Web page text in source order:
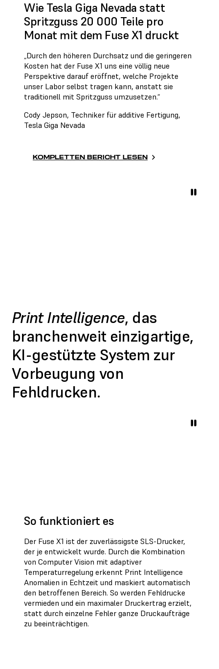
Wie Tesla Giga Nevada statt
Spritzguss 20 000 Teile pro
Monat mit dem Fuse X1 druckt
„Durch den höheren Durchsatz und die geringeren
Kosten hat der Fuse X1 uns eine völlig neue
Perspektive darauf eröffnet, welche Projekte
unser Labor selbst tragen kann, anstatt sie
traditionell mit Spritzguss umzusetzen.“
Cody Jepson, Techniker für additive Fertigung,
Tesla Giga Nevada
KOMPLETTEN BERICHT LESEN
Print Intelligence, das
branchenweit einzigartige,
KI-gestützte System zur
Vorbeugung von
Fehldrucken.
So funktioniert es
Der Fuse X1 ist der zuverlässigste SLS-Drucker,
der je entwickelt wurde. Durch die Kombination
von Computer Vision mit adaptiver
Temperaturregelung erkennt Print Intelligence
Anomalien in Echtzeit und maskiert automatisch
den betroffenen Bereich. So werden Fehldrucke
vermieden und ein maximaler Druckertrag erzielt,
statt durch einzelne Fehler ganze Druckaufträge
zu beeinträchtigen.